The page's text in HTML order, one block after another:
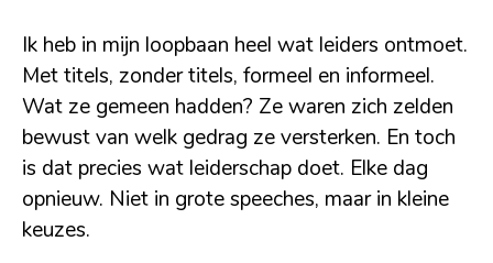
Ik heb in mijn loopbaan heel wat leiders ontmoet.
Met titels, zonder titels, formeel en informeel.
Wat ze gemeen hadden? Ze waren zich zelden
bewust van welk gedrag ze versterken. En toch
is dat precies wat leiderschap doet. Elke dag
opnieuw. Niet in grote speeches, maar in kleine
keuzes.